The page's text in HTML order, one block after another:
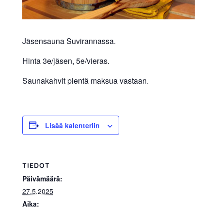
Jäsensauna Suvirannassa.
Hinta 3e/jäsen, 5e/vieras.
Saunakahvit pientä maksua vastaan.
Lisää kalenteriin
TIEDOT
Päivämäärä:
27.5.2025
Aika: